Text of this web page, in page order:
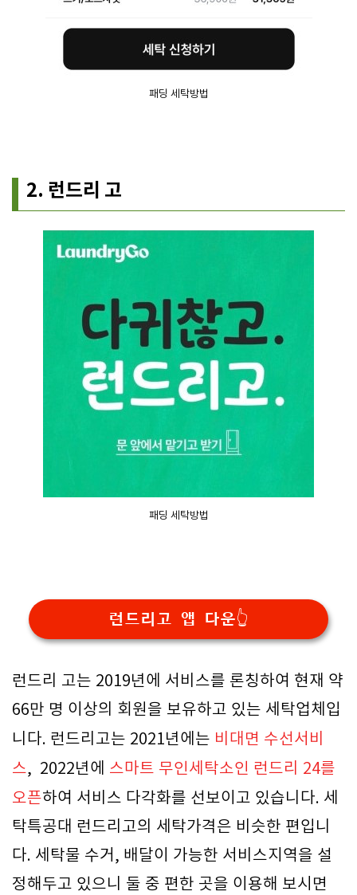
패딩 세탁방법
2. 런드리 고
패딩 세탁방법
런드리고 앱 다운👆
런드리 고는 2019년에 서비스를 론칭하여 현재 약
66만 명 이상의 회원을 보유하고 있는 세탁업체입
니다. 런드리고는 2021년에는 비대면 수선서비
스, 2022년에 스마트 무인세탁소인 런드리 24를
오픈하여 서비스 다각화를 선보이고 있습니다. 세
탁특공대 런드리고의 세탁가격은 비슷한 편입니
다. 세탁물 수거, 배달이 가능한 서비스지역을 설
정해두고 있으니 둘 중 편한 곳을 이용해 보시면